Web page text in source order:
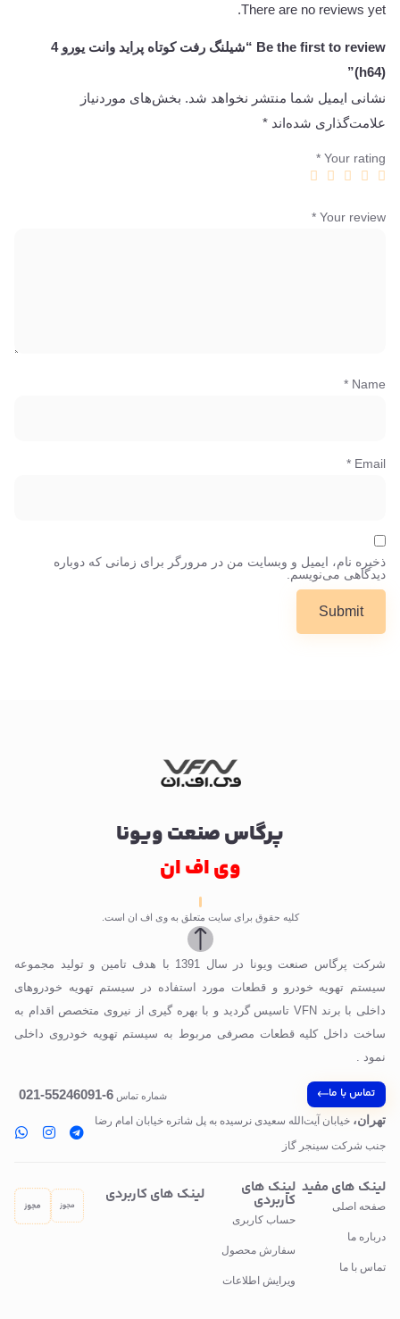
There are no reviews yet.
Be the first to review “شیلنگ رفت کوتاه پراید وانت یورو 4
(h64)”
نشانی ایمیل شما منتشر نخواهد شد. بخش‌های موردنیاز
علامت‌گذاری شده‌اند *
Your rating
*
Your review
*
Name
*
Email
*
ذخیره نام، ایمیل و وبسایت من در مرورگر برای زمانی که دوباره
دیدگاهی می‌نویسم.
پرگاس صنعت ویونا
وی اف ان
کلیه حقوق برای سایت متعلق به وی اف ان است.
شرکت پرگاس صنعت ویونا در سال 1391 با هدف تامین و تولید مجموعه
سیستم تهویه خودرو و قطعات مورد استفاده در سیستم تهویه خودروهای
داخلی با برند VFN تاسیس گردید و با بهره گیری از نیروی متخصص اقدام به
ساخت داخل کلیه قطعات مصرفی مربوط به سیستم تهویه خودروی داخلی
نمود .
تماس با ما شماره تماس 6-55246091-021
تهران، خیابان آیت‌الله سعیدی نرسیده به پل‌ شاتره خیابان امام رضا
جنب شرکت سینجر گاز
لینک های مفید
صفحه اصلی
درباره ما
تماس با ما
لینک های
کاربردی
حساب کاربری
سفارش محصول
ویرایش اطلاعات
لینک های کاربردی